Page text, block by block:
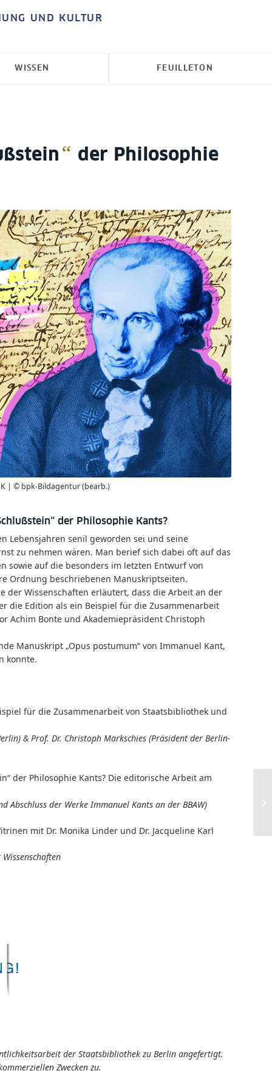
UND KULTUR
WISSEN FEUILLETON
“ der Philosophie
| © bpk-Bildagentur (bearb.)
der Philosophie Kants?
Lebensjahren senil geworden sei und seine
zu nehmen wären. Man berief sich dabei oft auf das
sowie auf die besonders im letzten Entwurf von
Ordnung beschriebenen Manuskriptseiten.
der Wissenschaften erläutert, dass die Arbeit an der
die Edition als ein Beispiel für die Zusammenarbeit
Achim Bonte und Akademiepräsident Christoph
Manuskript „Opus postumum“ von Immanuel Kant,
konnte.
für die Zusammenarbeit von Staatsbibliothek und
& Prof. Dr. Christoph Markschies (Präsident der Berlin-
der Philosophie Kants? Die editorische Arbeit am
Abschluss der Werke Immanuel Kants an der BBAW)
mit Dr. Monika Linder und Dr. Jacqueline Karl
der Staatsbibliothek zu Berlin angefertigt.
Zwecken zu.